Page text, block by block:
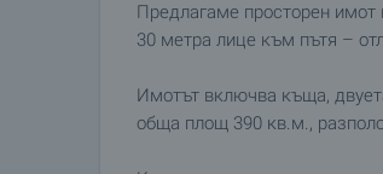
Предлагаме просторен имот
30 метра лице към пътя –
Имотът включва къща,
обща площ 390 кв.м.,